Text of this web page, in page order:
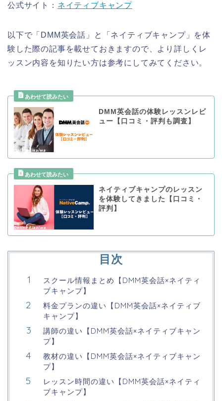
公式サイト： ネイティブキャンプ
以下で「DMM英会話」と「ネイティブキャンプ」を体
験した際の記事を載せておきますので、より詳しくレ
ッスン内容を知りたい方は参考にしてみてください。
DMM英会話の体験レッスンレビ
ュー【口コミ・評判も調査】
ネイティブキャンプのレッスン
を体験してきました【口コミ・
評判】
目次
スクール情報まとめ【DMM英会話×ネイティ
ブキャンプ】
料金プランの違い【DMM英会話×ネイティブ
キャンプ】
講師の違い【DMM英会話×ネイティブキャン
プ】
教材の違い【DMM英会話×ネイティブキャン
プ】
レッスン時間の違い【DMM英会話×ネイティ
ブキャンプ】